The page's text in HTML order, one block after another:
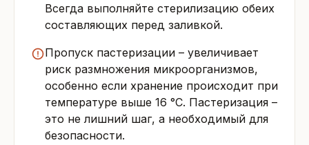
Всегда выполняйте стерилизацию обеих
составляющих перед заливкой.
Пропуск пастеризации – увеличивает
риск размножения микроорганизмов,
особенно если хранение происходит при
температуре выше 16 °C. Пастеризация –
это не лишний шаг, а необходимый для
безопасности.